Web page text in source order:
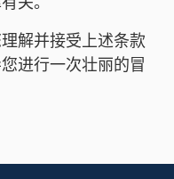
解并接受上述条款
进行一次壮丽的冒